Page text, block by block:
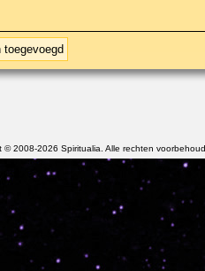
toegevoegd
© 2008-2026 Spiritualia. Alle rechten